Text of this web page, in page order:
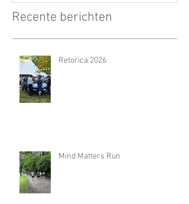
Recente berichten
Retorica 2026
Mind Matters Run